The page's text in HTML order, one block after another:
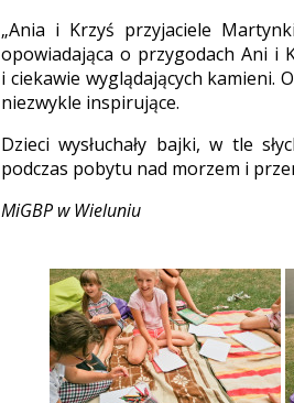
„Ania i Krzyś przyjaciele
opowiadająca o przygodach Ani i
i ciekawie wyglądających kamieni.
niezwykle inspirujące.
Dzieci wysłuchały bajki, w tle
podczas pobytu nad morzem i
MiGBP w Wieluniu